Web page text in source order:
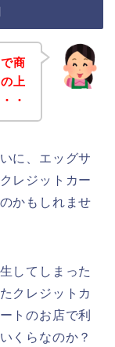
商
上
・
に、エッグサ
レジットカー
かもしれませ
してしまった
クレジットカ
トのお店で利
くらなのか？